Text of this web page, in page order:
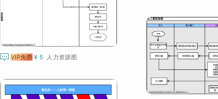
 VIP免费 ¥ 5 人力资源图